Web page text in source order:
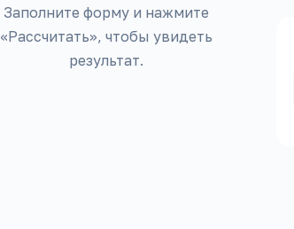
Заполните форму и нажмите
«Рассчитать», чтобы увидеть
результат.